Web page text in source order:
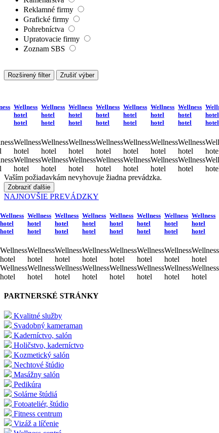
Reklamné firmy
Grafické firmy
Pohrebníctva
Upratovacie firmy
Zoznam SBS
Rozširený filter Zrušiť výber
Wellness
hotel
hotel
Wellness
hotel
Wellness
hotel
Wellness
hotel
hotel
Wellness
hotel
Wellness
hotel
Wellness
hotel
hotel
Wellness
hotel
Wellness
hotel
Wellness
hotel
hotel
Wellness
hotel
Wellness
hotel
Wellness
hotel
hotel
Wellness
hotel
Wellness
hotel
Wellness
hotel
hotel
Wellness
hotel
Wellness
hotel
Wellness
hotel
hotel
Wellness
hotel
Wellness
hotel
hotel
hotel
Vaším požiadavkám nevyhovuje žiadna prevádzka.
Zobraziť ďalšie
NAJNOVŠIE PREVÁDZKY
Wellness
hotel
hotel
Wellness
hotel
Wellness
hotel
Wellness
hotel
hotel
Wellness
hotel
Wellness
hotel
Wellness
hotel
hotel
Wellness
hotel
Wellness
hotel
Wellness
hotel
hotel
Wellness
hotel
Wellness
hotel
Wellness
hotel
hotel
Wellness
hotel
Wellness
hotel
Wellness
hotel
hotel
Wellness
hotel
Wellness
hotel
Wellness
hotel
hotel
Wellness
hotel
Wellness
hotel
Wellness
hotel
hotel
Wellness
hotel
Wellness
hotel
PARTNERSKÉ STRÁNKY
Kvalitné služby
Svadobný kameraman
Kaderníctvo, salón
Holičstvo, kaderníctvo
Kozmetický salón
Nechtové štúdio
Masážny salón
Pedikúra
Solárne štúdiá
Fotoateliér, štúdio
Fitness centrum
Vizáž a líčenie